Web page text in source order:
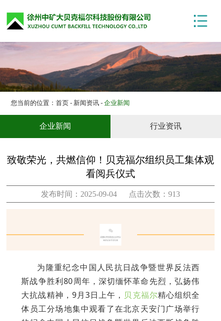
关于我们
产品展示
技术中心
项目案例
新闻资讯
您当前的位置：首页- 新闻资讯 -企业新闻
企业新闻 行业资讯
致敬荣光，共燃信仰！贝克福尔组织员工集体观
看阅兵仪式
发布时间：2025-09-04 点击次数：913
为隆重纪念中国人民抗日战争暨世界反法西
斯战争胜利80周年，深切缅怀革命先烈，弘扬伟
大抗战精神，9月3日上午， 贝克福尔精心组织全
体员工分场地集中观看了在北京天安门广场举行